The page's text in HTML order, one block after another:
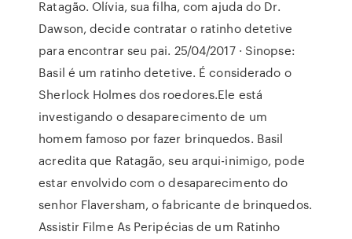
Ratagão. Olívia, sua filha, com ajuda do Dr.
Dawson, decide contratar o ratinho detetive
para encontrar seu pai. 25/04/2017 · Sinopse:
Basil é um ratinho detetive. É considerado o
Sherlock Holmes dos roedores.Ele está
investigando o desaparecimento de um
homem famoso por fazer brinquedos. Basil
acredita que Ratagão, seu arqui-inimigo, pode
estar envolvido com o desaparecimento do
senhor Flaversham, o fabricante de brinquedos.
Assistir Filme As Peripécias de um Ratinho